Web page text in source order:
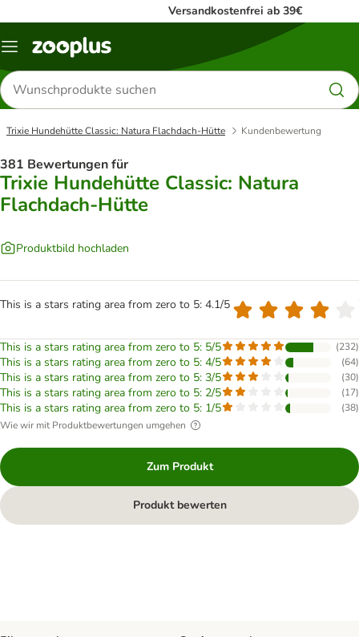
Versandkostenfrei ab 39€
Menü
Produkte
suchen
Trixie Hundehütte Classic: Natura Flachdach-Hütte Kundenbewertung
381 Bewertungen für
Trixie Hundehütte Classic: Natura
Flachdach-Hütte
Produktbild hochladen
This is a stars rating area from zero to 5: 4.1/5
This is a stars rating area from zero to 5: 5/5 (232)
This is a stars rating area from zero to 5: 4/5 (64)
This is a stars rating area from zero to 5: 3/5 (30)
This is a stars rating area from zero to 5: 2/5 (17)
This is a stars rating area from zero to 5: 1/5 (38)
Wie wir mit Produktbewertungen umgehen
Zum Produkt
Produkt bewerten